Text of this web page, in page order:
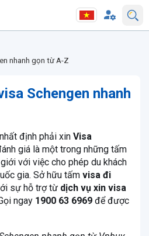
nhanh gọn từ A-Z
Schengen nhanh
định phải xin Visa
giá là một trong những tấm
với việc cho phép du khách
gia. Sở hữu tấm visa đi
sự hỗ trợ từ dịch vụ xin visa
ngay 1900 63 6969 để được